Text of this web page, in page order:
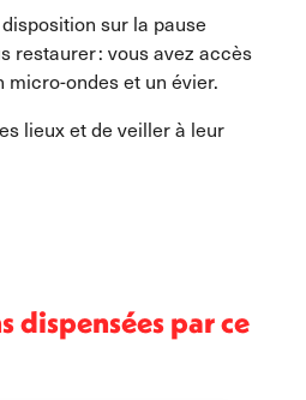
sur la pause
restaurer : vous avez accès
micro-ondes et un évier.
lieux et de veiller à leur
dispensées par ce